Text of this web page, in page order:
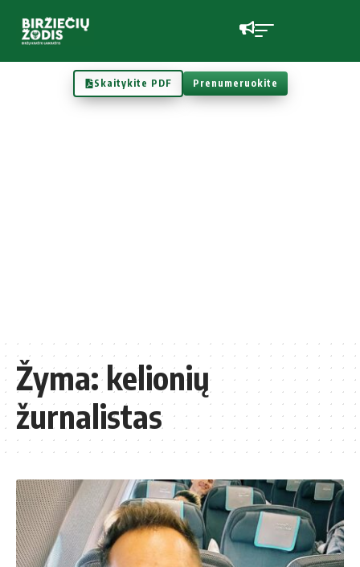
Skaitykite PDF Prenumeruokite
Žyma:kelionių
žurnalistas